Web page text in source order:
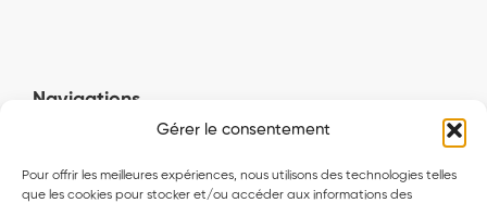
Gérer le consentement
Pour offrir les meilleures expériences, nous utilisons des technologies telles
que les cookies pour stocker et/ou accéder aux informations des
Navigations
Excellence économique et santé innovante